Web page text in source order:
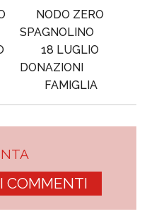
NODO ZERO
SPAGNOLINO
18 LUGLIO
DONAZIONI
FAMIGLIA
COMMENTI